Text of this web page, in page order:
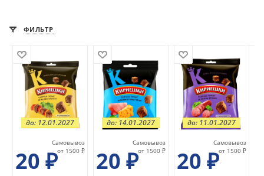
ФИЛЬТР
20 ₽
Самовывоз
от 1500 ₽
до: 12.01.2027
20 ₽
Самовывоз
от 1500 ₽
до: 14.01.2027
20 ₽
Самовывоз
от 1500 ₽
до: 11.01.2027